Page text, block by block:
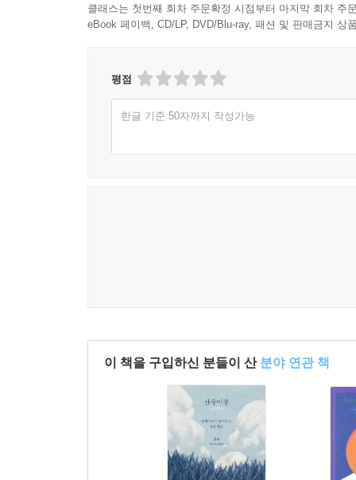
클래스는 첫번째 회차 주문확정 시점부터 마지막 회차 주
eBook 페이백, CD/LP, DVD/Blu-ray, 패션 및 판매금지 상
평점
한글 기준 50자까지 작성가능
이 책을 구입하신 분들이 산 분야 연관 책